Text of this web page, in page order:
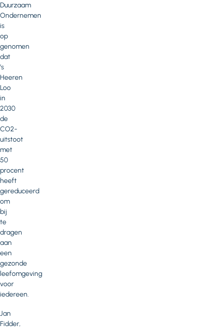
Duurzaam
Ondernemen
is
op
genomen
dat
’s
Heeren
Loo
in
2030
de
CO2-
uitstoot
met
50
procent
heeft
gereduceerd
om
bij
te
dragen
aan
een
gezonde
leefomgeving
voor
iedereen.
Jan
Fidder,